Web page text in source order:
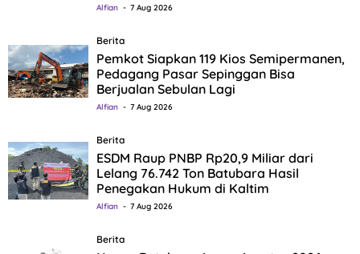
Alfian 7 Aug 2026
Berita
Pemkot Siapkan 119 Kios Semipermanen,
Pedagang Pasar Sepinggan Bisa
Berjualan Sebulan Lagi
Alfian 7 Aug 2026
Berita
ESDM Raup PNBP Rp20,9 Miliar dari
Lelang 76.742 Ton Batubara Hasil
Penegakan Hukum di Kaltim
Alfian 7 Aug 2026
Berita